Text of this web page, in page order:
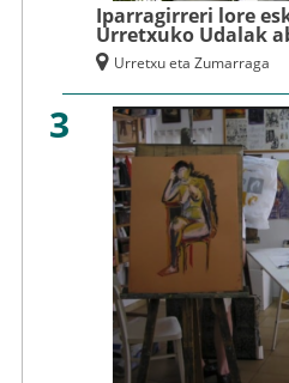
Iparragirreri lore
Urretxuko Udalak
Urretxu eta Zumarraga
3